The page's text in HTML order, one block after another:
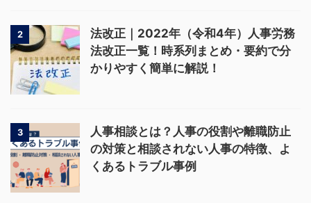
2
法改正｜2022年（令和4年）人事労務
法改正一覧！時系列まとめ・要約で分
かりやすく簡単に解説！
3
人事相談とは？人事の役割や離職防止
の対策と相談されない人事の特徴、よ
くあるトラブル事例